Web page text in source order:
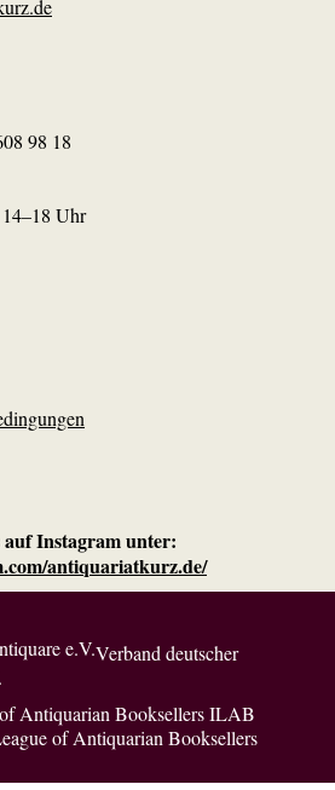
98 18
Uhr
auf Instagram unter:
antiquariatkurz.de/
Verband deutscher
of Antiquarian Booksellers